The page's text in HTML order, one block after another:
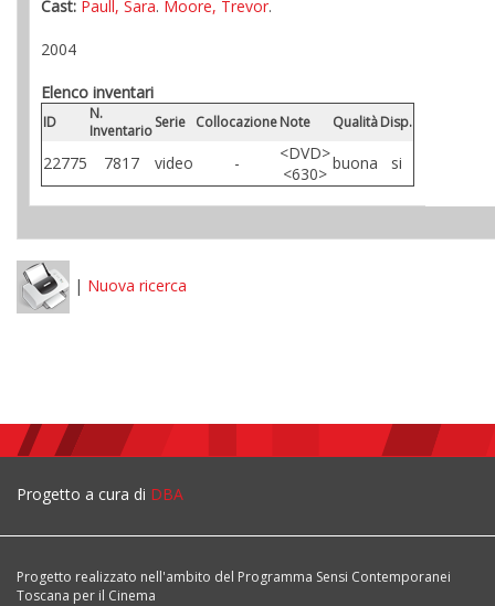
Cast: Paull, Sara. Moore, Trevor.
2004
Elenco inventari
ID
N.
InventarioSerie CollocazioneNote QualitàDisp.
22775 7817 video -
<DVD>
<630>
buona si
| Nuova ricerca
Progetto a cura di DBA
Progetto realizzato nell'ambito del Programma Sensi Contemporanei
Toscana per il Cinema